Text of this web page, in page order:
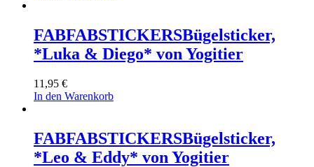
FABFABSTICKERSBügelsticker,
*Luka & Diego* von Yogitier
11,95 €
In den Warenkorb
FABFABSTICKERSBügelsticker,
*Leo & Eddy* von Yogitier